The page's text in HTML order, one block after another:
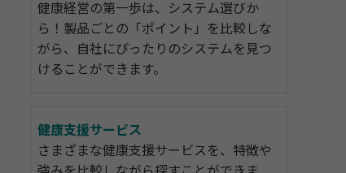
健康経営の第一歩は、システム選びか
ら！製品ごとの「ポイント」を比較しな
がら、自社にぴったりのシステムを見つ
けることができます。
健康支援サービス
さまざまな健康支援サービスを、特徴や